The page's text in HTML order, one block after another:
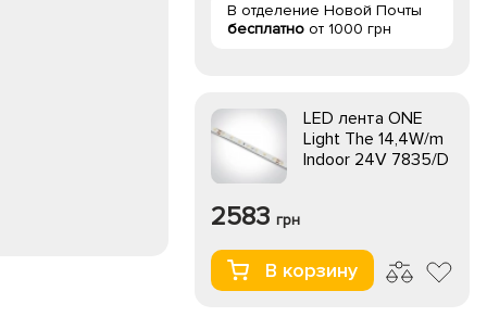
В отделение Новой Почты
бесплатно от 1000 грн
LED лента ONE
Light The 14,4W/m
Indoor 24V 7835/D
2583 грн
В корзину